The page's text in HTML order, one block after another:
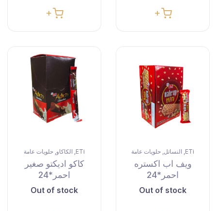
ETi
, النساتل, حلويات عامة
ويف اب اكستره
احمر*24
Out of stock
ETi
, الكاكاو, حلويات عامة
كاكو اديكتو صغير
احمر*24
Out of stock